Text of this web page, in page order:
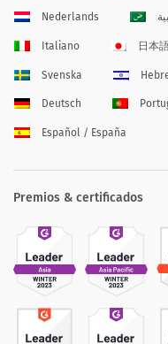
Nederlands
Italiano 日本
Svenska
Deutsch
Español / España
Premios & certificados